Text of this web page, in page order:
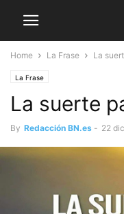
Home La Frase La
La Frase
La suerte
By Redacción BN.es - 22